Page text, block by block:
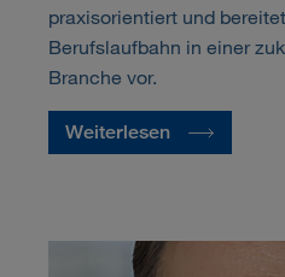
praxisorientiert und
Berufslaufbahn in einer
Branche vor.
Weiterlesen